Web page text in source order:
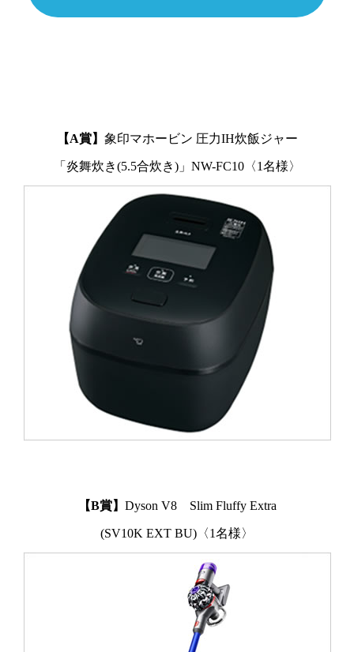
【A賞】 象印マホービン 圧力IH炊飯ジャー
「炎舞炊き(5.5合炊き)」NW-FC10〈1名様〉
【B賞】 Dyson V8 Slim Fluffy Extra
(SV10K EXT BU)〈1名様〉